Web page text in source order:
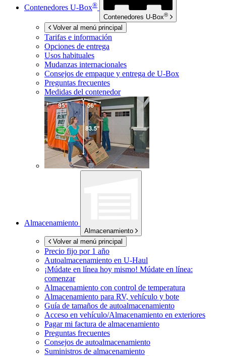
Contenedores U-Box®
Contenedores U-Box®
Volver al menú principal
Tarifas e información
Opciones de entrega
Usos habituales
Mudanzas internacionales
Consejos de empaque y entrega de U-Box
Preguntas frecuentes
Medidas del contenedor
Almacenamiento
Almacenamiento
Volver al menú principal
Precio fijo por 1 año
Autoalmacenamiento en U-Haul
¡Múdate en línea hoy mismo! Múdate en línea:
comenzar
Almacenamiento con control de temperatura
Almacenamiento para RV, vehículo y bote
Guía de tamaños de autoalmacenamiento
Acceso en vehículo/Almacenamiento en exteriores
Pagar mi factura de almacenamiento
Preguntas frecuentes
Consejos de autoalmacenamiento
Suministros de almacenamiento